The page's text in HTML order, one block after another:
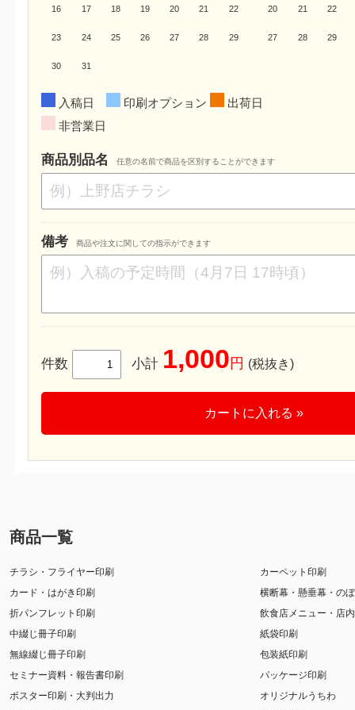
16 17 18 19 20 21 22
23 24 25 26 27 28 29
30 31
20 21 22
27 28 29
入稿日 印刷オプション
出荷日
非営業日
商品別品名 任意の名前で商品を区別することができます
備考 商品や注文に関しての指示ができます
件数 小計 1,000 円 (税抜き)
カートに入れる »
商品一覧
チラシ・フライヤー印刷
カード・はがき印刷
折パンフレット印刷
中綴じ冊子印刷
無線綴じ冊子印刷
セミナー資料・報告書印刷
ポスター印刷・大判出力
カーペット印刷
横断幕・懸垂幕・の
飲食店メニュー・店
紙袋印刷
包装紙印刷
パッケージ印刷
オリジナルうちわ